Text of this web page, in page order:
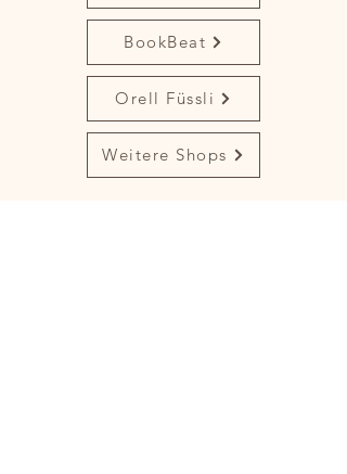
Dieses Buch ist der Fortsetzungsband
der bunte Fuchs. Ihr lernt hier viel über
das Verhalten
von Füchsen im Winter. Um zu
überleben, haben sie
verschiedenste Strategien entwickelt
BookBeat
Orell Füssli
Weitere Shops